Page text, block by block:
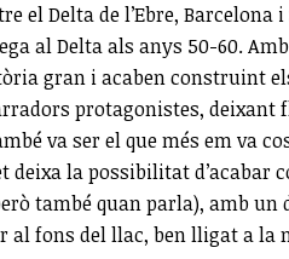
Delta de l’Ebre, Barcelona i
al Delta als anys 50-60.
gran i acaben construint
protagonistes, deixant
va ser el que més em va
deixa la possibilitat d’acabar
també quan parla), amb
fons del llac, ben lligat a la